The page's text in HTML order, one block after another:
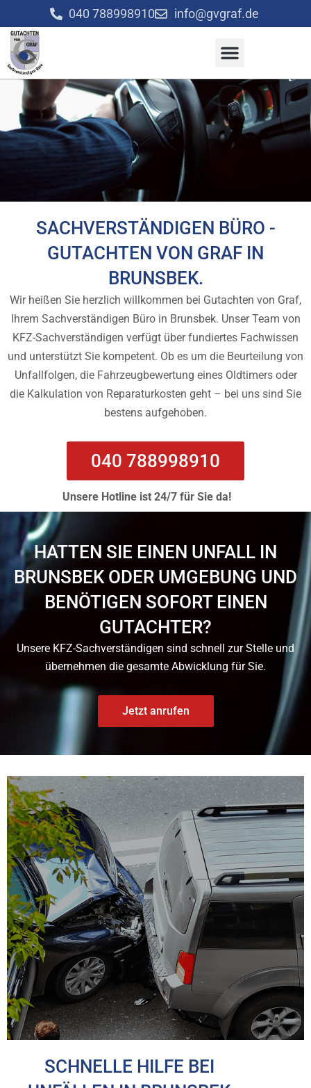
Inhalt
springen
040 788998910 info@gvgraf.de
SACHVERSTÄNDIGEN BÜRO -
GUTACHTEN VON GRAF IN
BRUNSBEK.
Wir heißen Sie herzlich willkommen bei Gutachten von Graf,
Ihrem Sachverständigen Büro in Brunsbek. Unser Team von
KFZ-Sachverständigen verfügt über fundiertes Fachwissen
und unterstützt Sie kompetent. Ob es um die Beurteilung von
Unfallfolgen, die Fahrzeugbewertung eines Oldtimers oder
die Kalkulation von Reparaturkosten geht – bei uns sind Sie
bestens aufgehoben.
040 788998910
Unsere Hotline ist 24/7 für Sie da!
HATTEN SIE EINEN UNFALL IN
BRUNSBEK ODER UMGEBUNG UND
BENÖTIGEN SOFORT EINEN
GUTACHTER?
Unsere KFZ-Sachverständigen sind schnell zur Stelle und
übernehmen die gesamte Abwicklung für Sie.
Jetzt anrufen
SCHNELLE HILFE BEI